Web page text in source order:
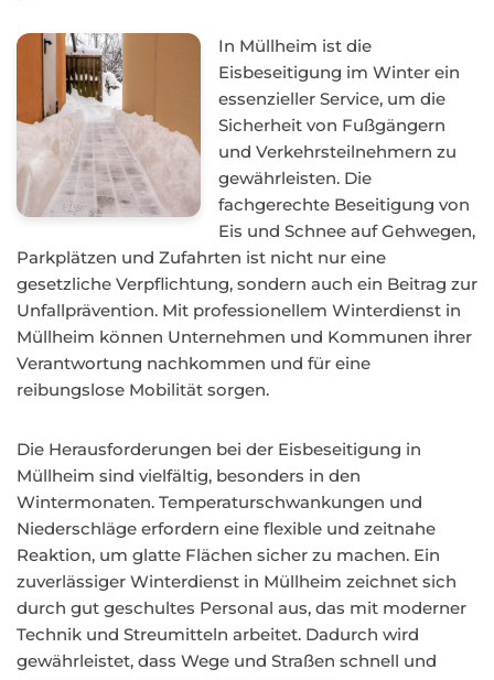
In Müllheim ist die
Eisbeseitigung im Winter ein
essenzieller Service, um die
Sicherheit von Fußgängern
und Verkehrsteilnehmern zu
gewährleisten. Die
fachgerechte Beseitigung von
Eis und Schnee auf Gehwegen,
Parkplätzen und Zufahrten ist nicht nur eine
gesetzliche Verpflichtung, sondern auch ein Beitrag zur
Unfallprävention. Mit professionellem Winterdienst in
Müllheim können Unternehmen und Kommunen ihrer
Verantwortung nachkommen und für eine
reibungslose Mobilität sorgen.
Die Herausforderungen bei der Eisbeseitigung in
Müllheim sind vielfältig, besonders in den
Wintermonaten. Temperaturschwankungen und
Niederschläge erfordern eine flexible und zeitnahe
Reaktion, um glatte Flächen sicher zu machen. Ein
zuverlässiger Winterdienst in Müllheim zeichnet sich
durch gut geschultes Personal aus, das mit moderner
Technik und Streumitteln arbeitet. Dadurch wird
gewährleistet, dass Wege und Straßen schnell und